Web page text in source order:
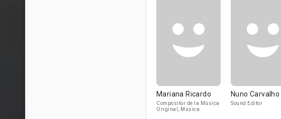
Mariana Ricardo
Compositor de la Música
Original, Música
Nuno Carvalho
Sound Editor